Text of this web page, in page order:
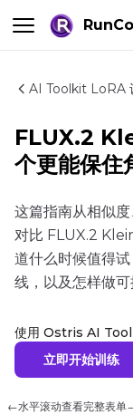
AI Toolkit LoRA
FLUX.2
个更能保住
这篇指南从相似
对比 FLUX.2
道什么时候值得
线，以及怎样做可
使用 Ostris AI
立即开始训练
←水平滚动查看完整表单